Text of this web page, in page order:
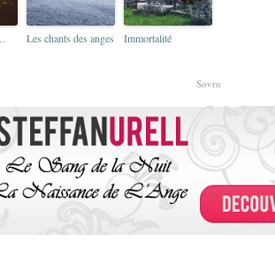
Les chants des anges Immortalité
Sovrn